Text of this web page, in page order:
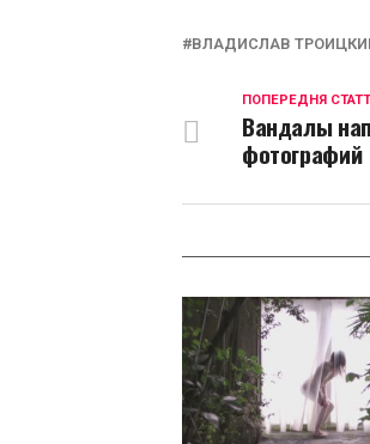
ВЛАДИСЛАВ
ПОПЕРЕДНЯ
Вандалы
фотографий